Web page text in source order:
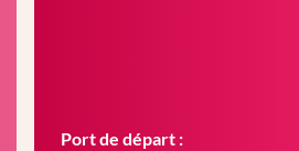
Port de départ :